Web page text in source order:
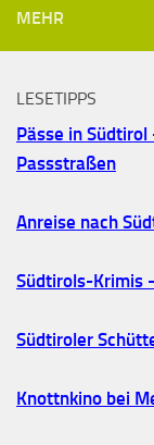
MEHR
LESETIPPS
Pässe in
Passstraßen
Anreise nach
Südtirols-Krimis
Südtiroler
Knottnkino bei